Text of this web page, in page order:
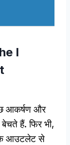
I
आकर्षण और
हैं. फिर भी,
आउटलेट से